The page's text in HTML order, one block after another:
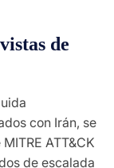
de
con Irán, se
ATT&CK
de escalada